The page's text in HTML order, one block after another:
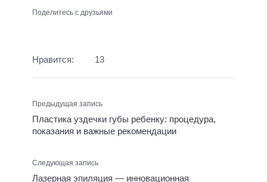
Поделитесь с друзьями
Нравится: 13
Предыдущая запись
Пластика уздечки губы ребенку: процедура,
показания и важные рекомендации
Следующая запись
Лазерная эпиляция — инновационная